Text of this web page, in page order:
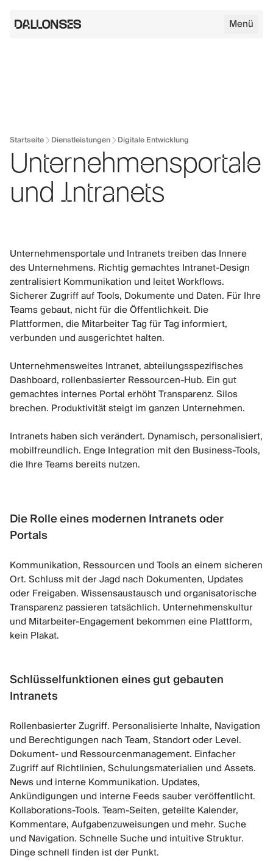
Menü
Startseite Dienstleistungen Digitale Entwicklung
Unternehmensportale
und Intranets
Unternehmensportale und Intranets treiben das Innere
des Unternehmens. Richtig gemachtes Intranet-Design
zentralisiert Kommunikation und leitet Workflows.
Sicherer Zugriff auf Tools, Dokumente und Daten. Für Ihre
Teams gebaut, nicht für die Öffentlichkeit. Die
Plattformen, die Mitarbeiter Tag für Tag informiert,
verbunden und ausgerichtet halten.
Unternehmensweites Intranet, abteilungsspezifisches
Dashboard, rollenbasierter Ressourcen-Hub. Ein gut
gemachtes internes Portal erhöht Transparenz. Silos
brechen. Produktivität steigt im ganzen Unternehmen.
Intranets haben sich verändert. Dynamisch, personalisiert,
mobilfreundlich. Enge Integration mit den Business-Tools,
die Ihre Teams bereits nutzen.
Die Rolle eines modernen Intranets oder
Portals
Kommunikation, Ressourcen und Tools an einem sicheren
Ort. Schluss mit der Jagd nach Dokumenten, Updates
oder Freigaben. Wissensaustausch und organisatorische
Transparenz passieren tatsächlich. Unternehmenskultur
und Mitarbeiter-Engagement bekommen eine Plattform,
kein Plakat.
Schlüsselfunktionen eines gut gebauten
Intranets
Rollenbasierter Zugriff. Personalisierte Inhalte, Navigation
und Berechtigungen nach Team, Standort oder Level.
Dokument- und Ressourcenmanagement. Einfacher
Zugriff auf Richtlinien, Schulungsmaterialien und Assets.
News und interne Kommunikation. Updates,
Ankündigungen und interne Feeds sauber veröffentlicht.
Kollaborations-Tools. Team-Seiten, geteilte Kalender,
Kommentare, Aufgabenzuweisungen und mehr. Suche
und Navigation. Schnelle Suche und intuitive Struktur.
Dinge schnell finden ist der Punkt.